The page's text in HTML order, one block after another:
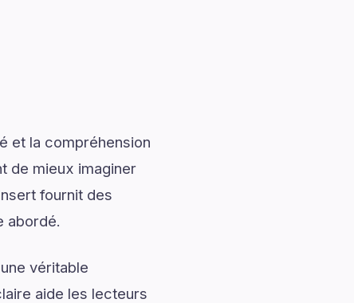
et la compréhension
de mieux imaginer
fournit des
abordé.
véritable
aide les lecteurs